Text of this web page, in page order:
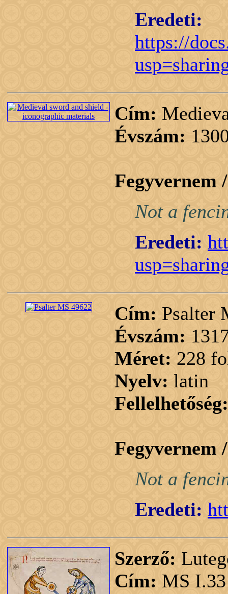
Eredeti:
https://
Cím:
Évszám:
Fegyvernem
Not a
Eredeti:
Cím: Psalter
Évszám:
Méret: 228
Nyelv: latin
Fellelhetőség:
Fegyvernem
Not a
Eredeti:
Szerző:
Cím: MS I.33